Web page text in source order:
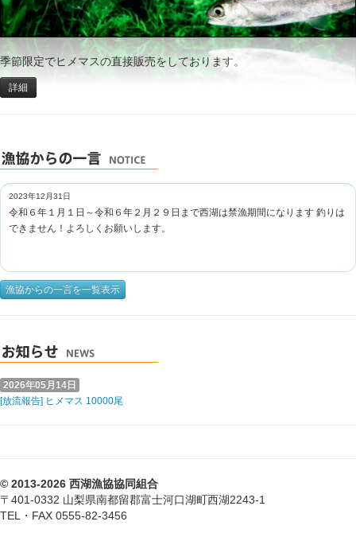
季節限定でヒメマスの直接販売をしております。
詳細
2023年12月31日
令和６年１月１日～令和６年２月２９日まで西湖は禁漁期間になります 釣りは
できません！よろしくお願いします。
漁協からの一言を一覧表示
2026年05月14日
[放流報告] ヒメマス 10000尾
© 2013-2026 西湖漁協協同組合
〒401-0332 山梨県南都留郡富士河口湖町西湖2243-1
TEL・FAX 0555-82-3456